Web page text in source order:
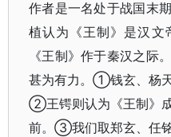
作者是一名处于战国末
植认为《王制》是汉文
《王制》作于秦汉之际
甚为有力。①钱玄、杨天
②王锷则认为《王制》
前。③我们取郑玄、任铭